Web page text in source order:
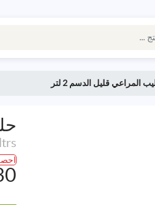
المراعي قليل الدسم 2 لتر
احصل